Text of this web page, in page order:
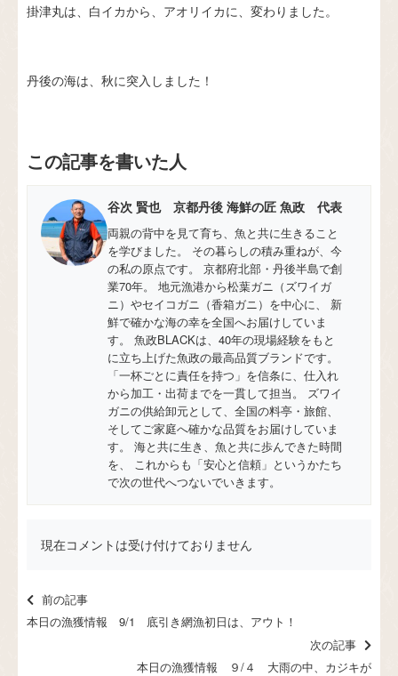
掛津丸は、白イカから、アオリイカに、変わりました。
丹後の海は、秋に突入しました！
この記事を書いた人
谷次 賢也 京都丹後 海鮮の匠 魚政 代表
両親の背中を見て育ち、魚と共に生きること
を学びました。 その暮らしの積み重ねが、今
の私の原点です。 京都府北部・丹後半島で創
業70年。 地元漁港から松葉ガニ（ズワイガ
ニ）やセイコガニ（香箱ガニ）を中心に、 新
鮮で確かな海の幸を全国へお届けしていま
す。 魚政BLACKは、40年の現場経験をもと
に立ち上げた魚政の最高品質ブランドです。
「一杯ごとに責任を持つ」を信条に、仕入れ
から加工・出荷までを一貫して担当。 ズワイ
ガニの供給卸元として、全国の料亭・旅館、
そしてご家庭へ確かな品質をお届けしていま
す。 海と共に生き、魚と共に歩んできた時間
を、 これからも「安心と信頼」というかたち
で次の世代へつないでいきます。
現在コメントは受け付けておりません
前の記事
本日の漁獲情報 9/1 底引き網漁初日は、アウト！
次の記事
本日の漁獲情報 ９/４ 大雨の中、カジキが